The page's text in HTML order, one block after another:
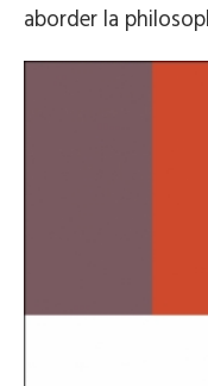
aborder la